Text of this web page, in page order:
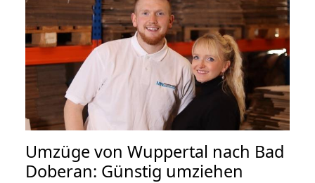
Umzüge von Wuppertal nach Bad
Doberan: Günstig umziehen